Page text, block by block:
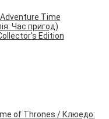
Edition